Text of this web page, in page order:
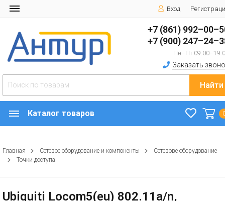
Вход
+7 (861)
+7 (900)
Пн–Пт
Заказать
Найти
Каталог товаров
Главная Сетевое оборудование и компоненты
Сетевове оборудование
Точки доступа
Ubiquiti Locom5(eu) 802.11a/n,